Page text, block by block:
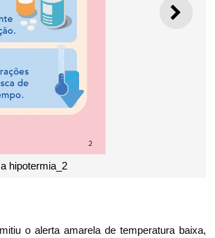
hipotermia_2
o alerta amarela de temperatura baixa,